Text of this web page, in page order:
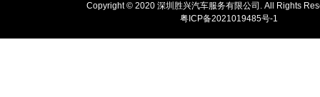
Copyright © 2020 深圳胜兴汽车服务有限公司. All Rights
粤ICP备2021019485号-1